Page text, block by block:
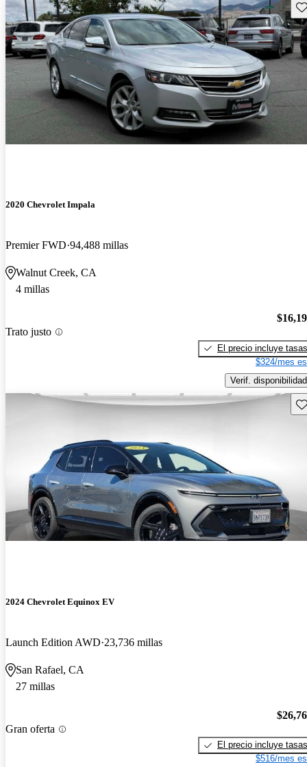
2020 Chevrolet Impala
Premier FWD 94,488 millas
Walnut Creek, CA
4 millas
Trato justo
El precio incluye tasas
$324/mes
Verif. disponibilidad
2024 Chevrolet Equinox EV
Launch Edition AWD 23,736 millas
San Rafael, CA
27 millas
Gran oferta
El precio incluye tasas
$516/mes